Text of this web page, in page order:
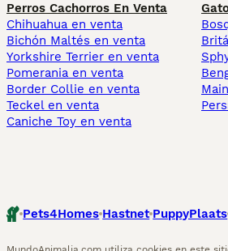
Perros Cachorros En Venta
Chihuahua en venta
Bichón Maltés en venta
Yorkshire Terrier en venta
Pomerania en venta
Border Collie en venta
Teckel en venta
Caniche Toy en venta
Pets4Homes Hastnet PuppyPlaats